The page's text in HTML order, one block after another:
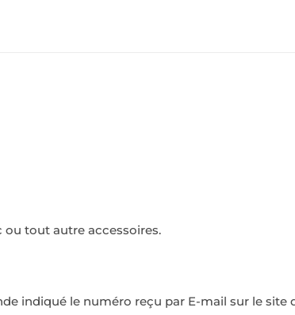
ou tout autre accessoires.
indiqué le numéro reçu par E-mail sur le site